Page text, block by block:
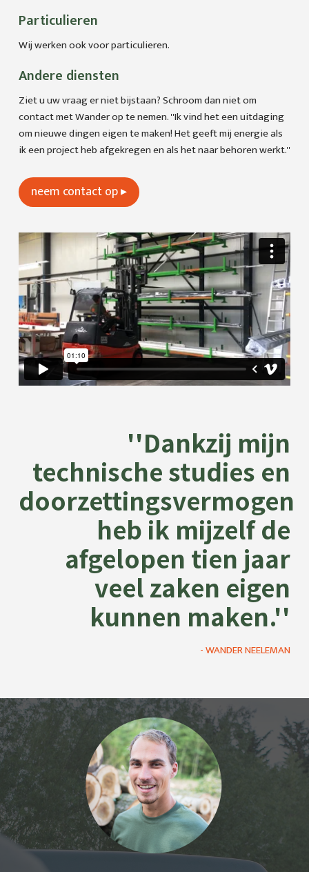
Particulieren
Wij werken ook voor particulieren.
Andere diensten
Ziet u uw vraag er niet bijstaan? Schroom dan niet om
contact met Wander op te nemen. ''Ik vind het een uitdaging
om nieuwe dingen eigen te maken! Het geeft mij energie als
ik een project heb afgekregen en als het naar behoren werkt.''
neem contact op ▸
''Dankzij mijn
technische studies en
doorzettingsvermogen
heb ik mijzelf de
afgelopen tien jaar
veel zaken eigen
kunnen maken.''
- WANDER NEELEMAN